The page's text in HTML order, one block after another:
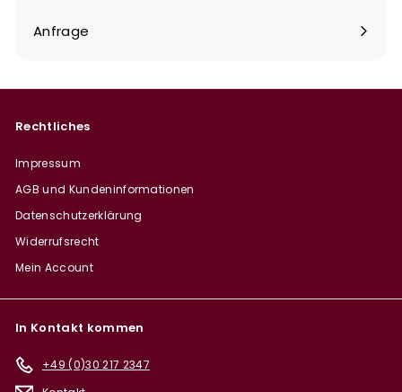
Anfrage
Rechtliches
Impressum
AGB und Kundeninformationen
Datenschutzerklärung
Widerrufsrecht
Mein Account
In Kontakt kommen
+49 (0)30 217 2347